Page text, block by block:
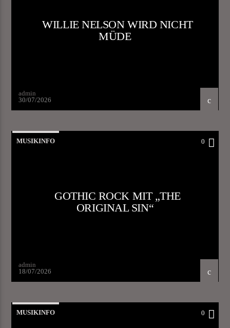
WILLIE NELSON WIRD NICHT
MÜDE
admin
30/07/2026
MUSIKINFO 0
GOTHIC ROCK MIT „THE
ORIGINAL SIN“
admin
18/07/2026
MUSIKINFO 0